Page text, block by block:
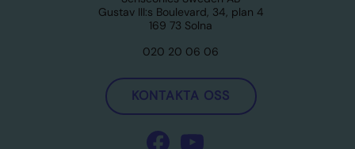
Gustav III:s Boulevard, 34, plan 4
169 73 Solna
020 20 06 06
KONTAKTA OSS